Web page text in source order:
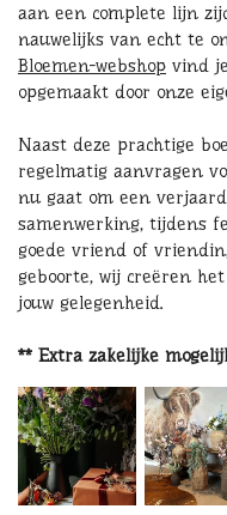
aan een complete lijn
nauwelijks van echt te
Bloemen-webshop vind
opgemaakt door onze
Naast deze prachtige
regelmatig aanvragen
nu gaat om een
samenwerking, tijdens
goede vriend of
geboorte, wij creëren
jouw gelegenheid.
** Extra zakelijke